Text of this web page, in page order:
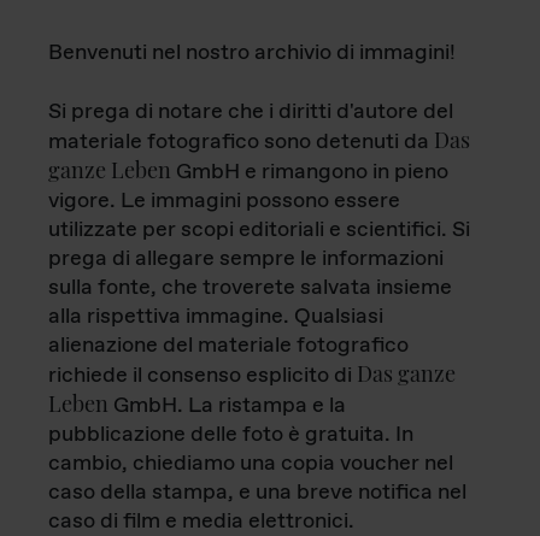
Benvenuti nel nostro archivio di immagini!
Si prega di notare che i diritti d'autore del
materiale fotografico sono detenuti da Das
ganze Leben GmbH e rimangono in pieno
vigore. Le immagini possono essere
utilizzate per scopi editoriali e scientifici. Si
prega di allegare sempre le informazioni
sulla fonte, che troverete salvata insieme
alla rispettiva immagine. Qualsiasi
alienazione del materiale fotografico
richiede il consenso esplicito di Das ganze
Leben GmbH. La ristampa e la
pubblicazione delle foto è gratuita. In
cambio, chiediamo una copia voucher nel
caso della stampa, e una breve notifica nel
caso di film e media elettronici.